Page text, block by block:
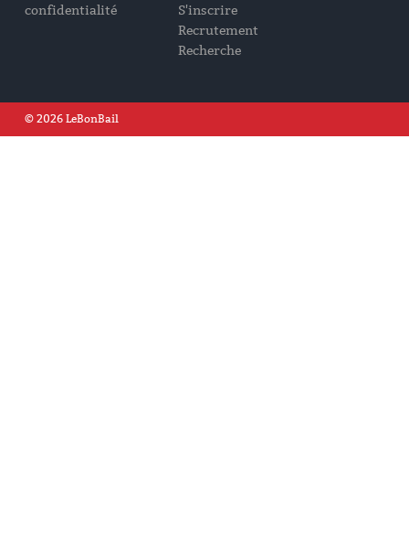
confidentialité
S'inscrire
Recrutement
Recherche
© 2026 LeBonBail